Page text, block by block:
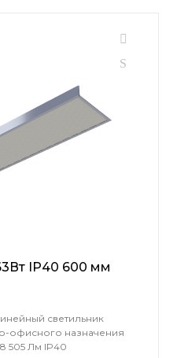
IP40 600 мм
светильник
офисного назначения
505 Лм IP40